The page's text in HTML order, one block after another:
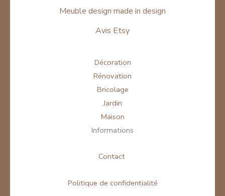
Meuble design made in design
Avis Etsy
Décoration
Rénovation
Bricolage
Jardin
Maison
Informations
Contact
Politique de confidentialité